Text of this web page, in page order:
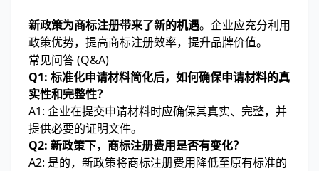
新政策为商标注册带来了新的机遇。企业应充分利用
政策优势，提高商标注册效率，提升品牌价值。
常见问答 (Q&A)
Q1: 标准化申请材料简化后，如何确保申请材料的真
实性和完整性？
A1: 企业在提交申请材料时应确保其真实、完整，并
提供必要的证明文件。
Q2: 新政策下，商标注册费用是否有变化？
A2: 是的，新政策将商标注册费用降低至原有标准的